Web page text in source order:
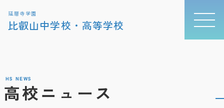
延暦寺学園
比叡山中学校・高等学校
HS NEWS
高校ニュース